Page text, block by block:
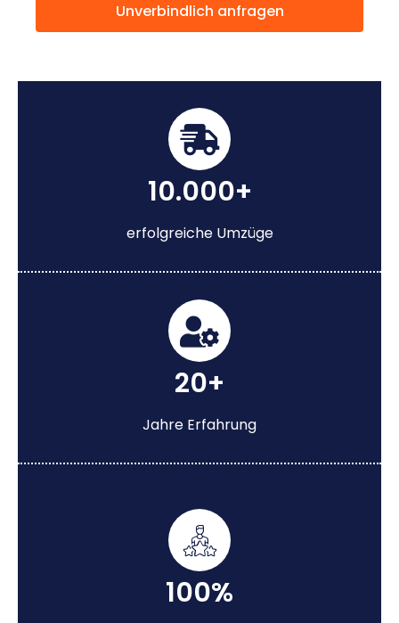
Unverbindlich anfragen
10.000+
erfolgreiche Umzüge
20+
Jahre Erfahrung
100%